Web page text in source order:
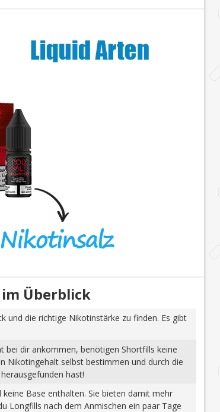
Überblick
und die richtige Nikotinstärke zu finden. Es gibt
bei dir ankommen, benötigen Shortfills keine
Nikotingehalt selbst bestimmen und durch die
hast!
Base enthalten. Sie bieten damit mehr
Longfills nach dem Anmischen ein paar Tage